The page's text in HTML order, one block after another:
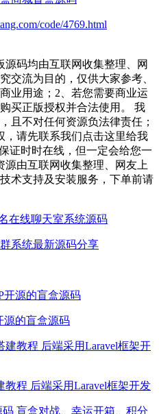
code/4769.html
码均由互联网收集整理、网
交流为目的，仅供大家参考、
业用途；2、若您需要商业运
买正版授权并合法使用。 我
且不对任何资源负法律责任；
，请先联系我们点击这里给我
证时时在线，但一定会给您一
由互联网收集整理、网友上
术支持及安装服务，下单前请
在线聊天室系统源码
系统最新源码分享
源的盲盒源码
程 后端采用Laravel框架开发